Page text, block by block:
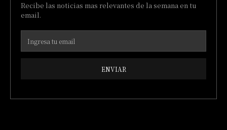
Recibe las noticias mas relevantes de la semana en tu
email.
ENVIAR